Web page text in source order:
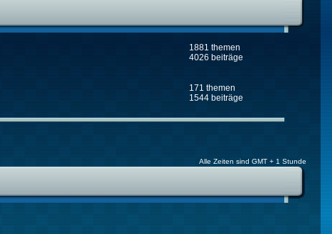
1881 themen
4026 beiträge
171 themen
1544 beiträge
Alle Zeiten sind GMT + 1 Stunde